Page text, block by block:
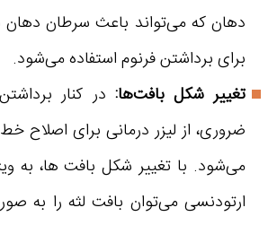
دهان که می‌تواند باعث سرطان
برای برداشتن فرنوم استفاده می‌شود.
تغییر شکل بافت‌ها: در کنار
ضروری، از لیزر درمانی برای اصلاح خط
می‌شود. با تغییر شکل بافت ها، به
ارتودنسی می‌توان بافت لثه را به